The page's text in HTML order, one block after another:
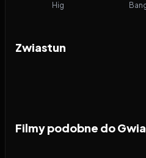
Hig
Zwiastun
Filmy podobne do